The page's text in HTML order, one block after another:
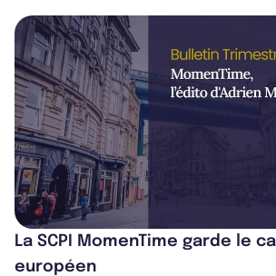
La SCPI MomenTime garde le
européen